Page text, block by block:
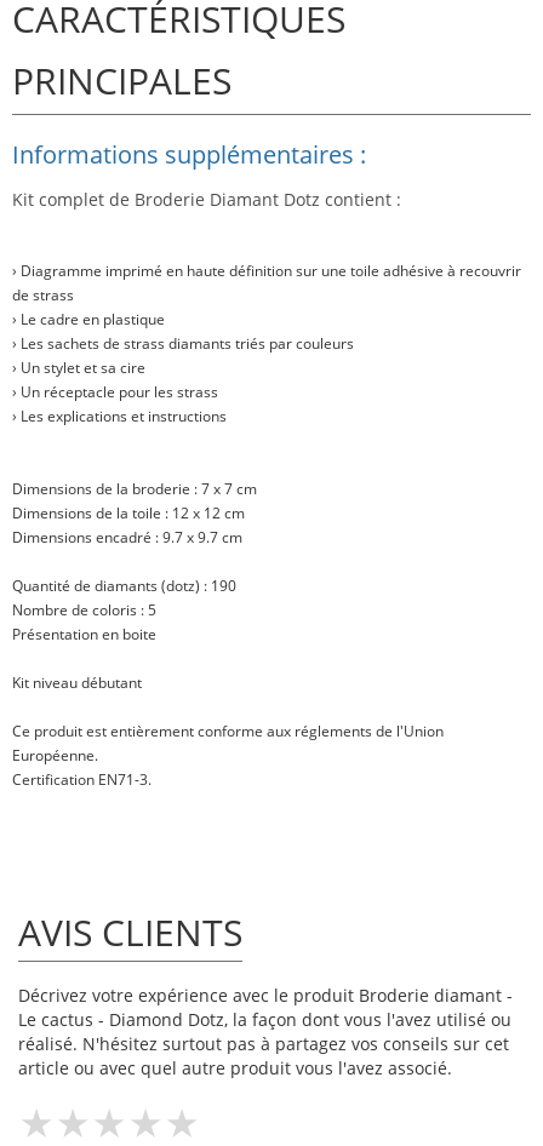
CARACTÉRISTIQUES
PRINCIPALES
Informations supplémentaires :
Kit complet de Broderie Diamant Dotz contient :
› Diagramme imprimé en haute définition sur une toile adhésive à recouvrir
de strass
› Le cadre en plastique
› Les sachets de strass diamants triés par couleurs
› Un stylet et sa cire
› Un réceptacle pour les strass
› Les explications et instructions
Dimensions de la broderie : 7 x 7 cm
Dimensions de la toile : 12 x 12 cm
Dimensions encadré : 9.7 x 9.7 cm
Quantité de diamants (dotz) : 190
Nombre de coloris : 5
Présentation en boite
Kit niveau débutant
Ce produit est entièrement conforme aux réglements de l'Union
Européenne.
Certification EN71-3.
AVIS CLIENTS
Décrivez votre expérience avec le produit Broderie diamant -
Le cactus - Diamond Dotz, la façon dont vous l'avez utilisé ou
réalisé. N'hésitez surtout pas à partagez vos conseils sur cet
article ou avec quel autre produit vous l'avez associé.